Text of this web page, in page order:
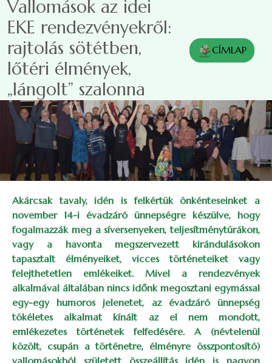
Ugrás a tartalomra
Vallomások az idei
EKE rendezvényekről:
rajtolás sötétben,
lőtéri élmények,
„lángolt” szalonna
CÍMLAP
Akárcsak tavaly, idén is felkértük önkénteseinket a
november 14-i évadzáró ünnepségre készülve, hogy
fogalmazzák meg a síversenyeken, teljesítménytúrákon,
vagy a havonta megszervezett kirándulásokon
tapasztalt élményeiket, vicces történeteiket vagy
felejthetetlen emlékeiket. Mivel a rendezvények
alkalmával általában nincs időnk megosztani egymással
egy-egy humoros jelenetet, az évadzáró ünnepség
tökéletes alkalmat kínált az el nem mondott,
emlékezetes történetek felfedésére. A (névtelenül
közölt, csupán a történetre, élményre összpontosító)
vallomásokból született összeállítás idén is nagyon